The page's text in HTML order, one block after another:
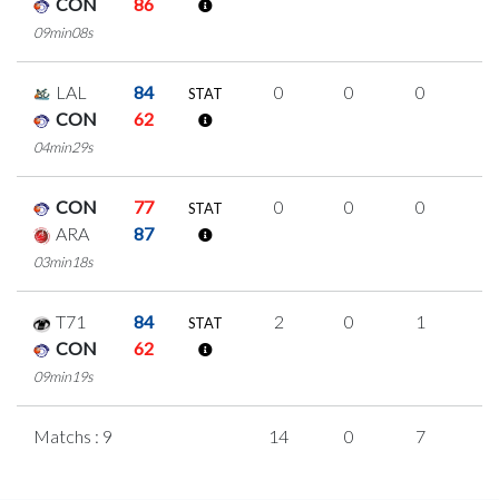
09min08s
LAL
84
CON
62
04min29s
STAT 0 0 0
CON
77
ARA
87
03min18s
STAT 0 0 0
T71
84
CON
62
09min19s
STAT 2 0 1
Matchs : 9 14 0 7